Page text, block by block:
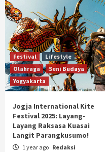
Festival
Lifestyle
Olahraga
Seni Budaya
Yogyakarta
Jogja International Kite
Festival 2025: Layang-
Layang Raksasa Kuasai
Langit Parangkusumo!
1 year ago Redaksi